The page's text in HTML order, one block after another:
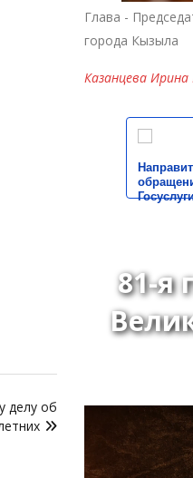
делу об
Глава -
города Кызыла
Казанцева
81-я